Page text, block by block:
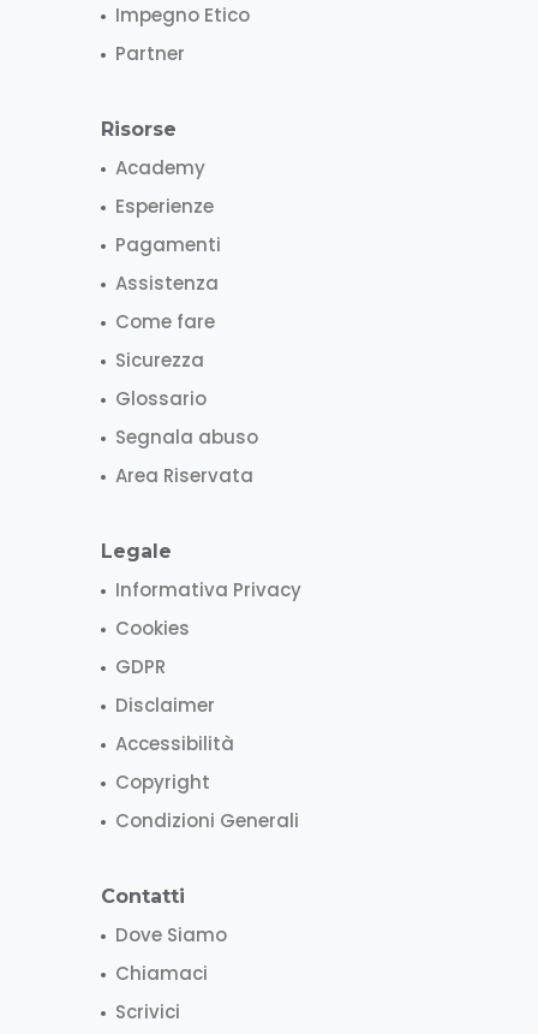
Impegno Etico
Partner
Risorse
Academy
Esperienze
Pagamenti
Assistenza
Come fare
Sicurezza
Glossario
Segnala abuso
Area Riservata
Legale
Informativa Privacy
Cookies
GDPR
Disclaimer
Accessibilità
Copyright
Condizioni Generali
Contatti
Dove Siamo
Chiamaci
Scrivici